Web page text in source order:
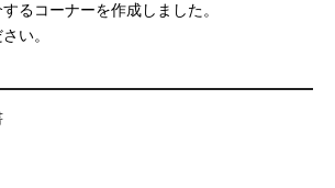
るコーナーを作成しました。
い。